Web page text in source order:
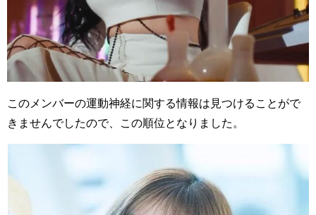
このメンバーの運動神経に関する情報は見つけることがで
きませんでしたので、この順位となりました。